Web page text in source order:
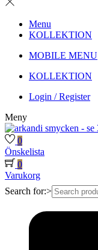
Menu
KOLLEKTION
MOBILE MENU
KOLLEKTION
Login / Register
Meny
0
Önskelista
0
Varukorg
Search for:>